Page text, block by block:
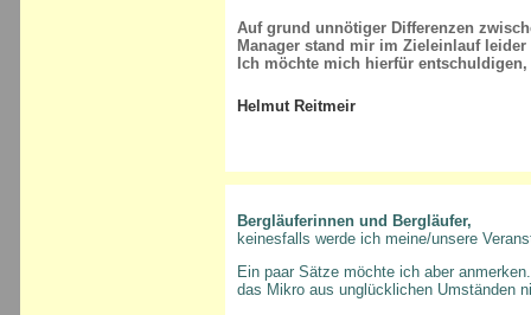
Auf grund unnötiger Differenzen
Manager stand mir im Zieleinlauf
Ich möchte mich hierfür
Helmut Reitmeir
Bergläuferinnen und Bergläufer,
keinesfalls werde ich meine/unsere
Ein paar Sätze möchte ich aber
das Mikro aus unglücklichen Umständen